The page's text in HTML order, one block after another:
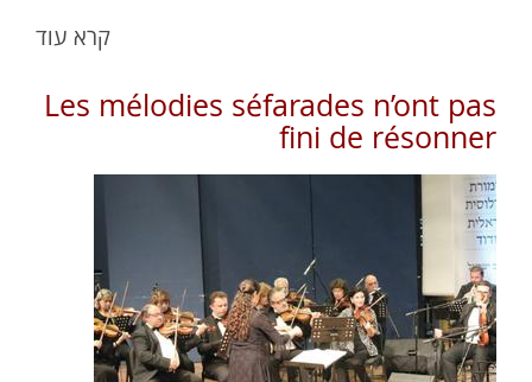
קרא עוד
Les mélodies séfarades n’ont pas
fini de résonner